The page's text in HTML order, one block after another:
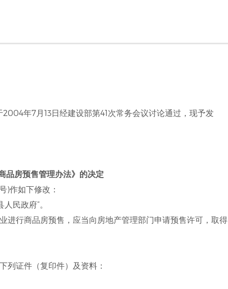
年7月13日经建设部第41次常务会议讨论通过，现予发
品房预售管理办法》的决定
)作如下修改：
民政府”。
行商品房预售，应当向房地产管理部门申请预售许可，取得
证件（复印件）及资料：